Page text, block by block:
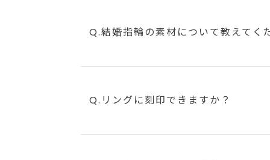
Q.結婚指輪の素材について教えてく
Q.リングに刻印できますか？